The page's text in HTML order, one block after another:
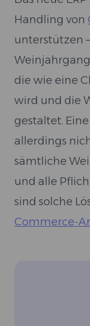
Handling von
unterstützen
die wie eine
wird und die
gestaltet.
allerdings
sämtliche
und alle
sind solche
Commerce-